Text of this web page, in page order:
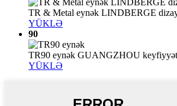
TR & Metal eynək LINDBERGE
YÜKLƏ
90
TR90 eynək GUANGZHOU
YÜKLƏ